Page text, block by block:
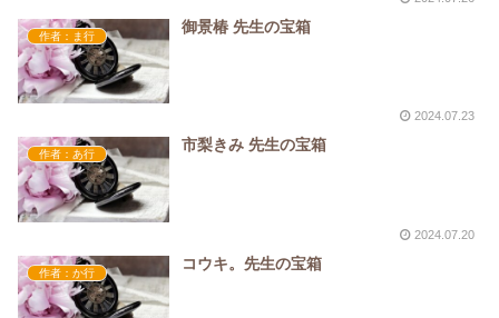
作者：ま行
御景椿 先生の宝箱
2024.07.23
作者：あ行
市梨きみ 先生の宝箱
2024.07.20
作者：か行
コウキ。先生の宝箱